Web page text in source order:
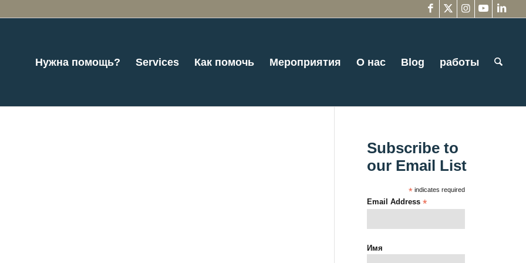
Нужна помощь? Services Как помочь Мероприятия О нас Blog работы
Subscribe to
our Email List
* indicates required
Email Address*
Имя